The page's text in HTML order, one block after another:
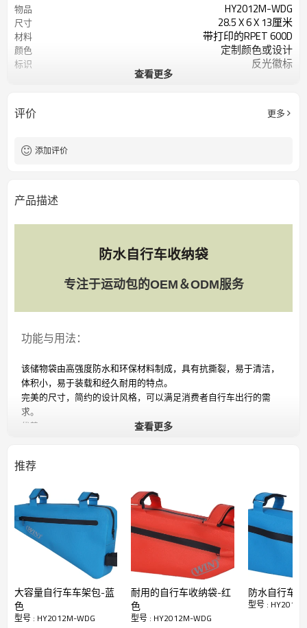
物品 HY2012M-WDG
尺寸 28.5 X 6 X 13厘米
材料 带打印的RPET 600D
颜色 定制颜色或设计
标识 反光徽标
查看更多
评价 更多
添加评价
产品描述
防水自行车收纳袋
专注于运动包的OEM＆ODM服务
功能与用法：
该储物袋由高强度防水和环保材料制成，具有抗撕裂，易于清洁，
体积小，易于装载和经久耐用的特点。
完美的尺寸，简约的设计风格，可以满足消费者自行车出行的需
求。
优势：
2.反光丝网印刷：双面反光LOGO在夜间添加反光警告，享受安全骑
3.易于安装和拆卸：用灰泥固定在框架上
4.主袋无接缝，高强度防水，易于清洁
5.小插入功能：为小物件增加额外的存储空间
6.侧面拉链开口通往主袋，方便取放
7.宏丰框架袋从外层材料到拉链绝对防水，可在所有天气条件下最
佳保护您的贵重物品。
查看更多
推荐
大容量自行车车架包-蓝
色
型号 : HY2012M-WDG
耐用的自行车收纳袋-红
色
型号 : HY2012M-WDG
防水自行车
型号 :